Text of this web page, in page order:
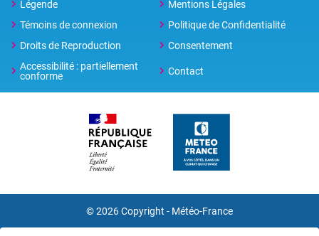
Légende
Mentions Légales
Témoins de connexion
Politique de Confidentialité
Droits de Reproduction
Consentement
Accessibilité : partiellement
conforme
Contact
© 2026 Copyright - Météo-France